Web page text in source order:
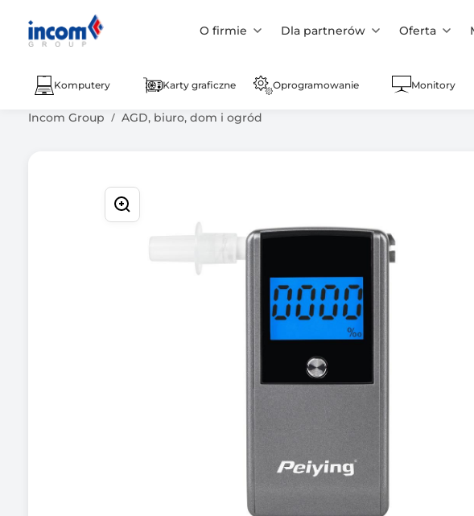
O firmie Dla partnerów Oferta
Komputery Karty graficzne Oprogramowanie Monitory
Incom Group AGD, biuro, dom i ogród